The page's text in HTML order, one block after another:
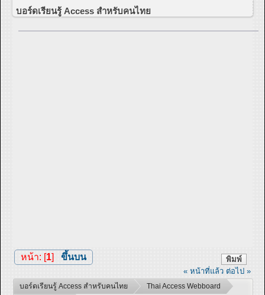
บอร์ดเรียนรู้ Access สำหรับคนไทย
พิมพ์
หน้า: [1] ขึ้นบน
« หน้าที่แล้ว ต่อไป »
บอร์ดเรียนรู้ Access สำหรับคนไทย
Thai Access Webboard